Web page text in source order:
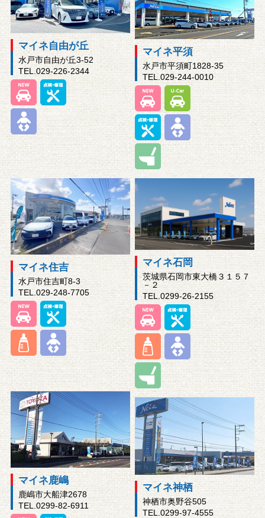
マイネ自由が丘
水戸市自由が丘3-52
TEL.029-226-2344
マイネ平須
水戸市平須町1828-35
TEL.029-244-0010
マイネ住吉
水戸市住吉町8-3
TEL.029-248-7705
マイネ石岡
茨城県石岡市東大橋３１５７
－２
TEL.0299-26-2155
マイネ鹿嶋
鹿嶋市大船津2678
TEL.0299-82-6911
マイネ神栖
神栖市奥野谷505
TEL.0299-97-4555